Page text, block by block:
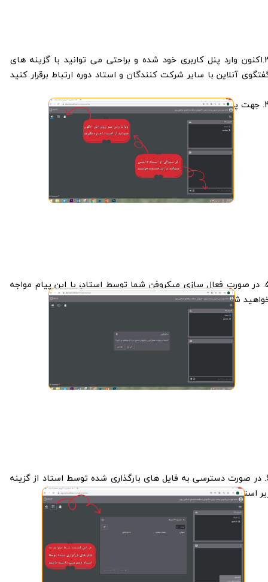
3.اکنون وارد پنل کاربری خود شده و براحتی می توانید با گزینه های
آنلاین با سایر شرکت کنندگان و استاد دوره ارتباط برقرار کنید
زیر عمل نمایید :
5. در صورت فعال سازی میکروفن شما توسط استاد، با این پیام مواجه
شد:
6. در صورت دسترسی به فایل های بارگذاری شده توسط استاد از گزینه
استفاده نمایید: